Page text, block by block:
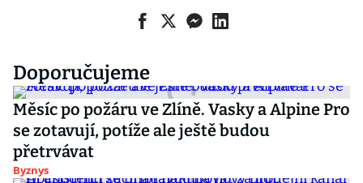
Doporučujeme
Měsíc po požáru ve Zlíně. Vasky a Alpine Pro
se zotavují, potíže ale ještě budou
přetrvávat
Byznys